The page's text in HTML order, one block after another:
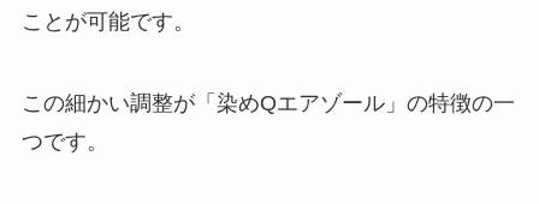
ことが可能です。
この細かい調整が「染めQエアゾール」の特徴の一
つです。